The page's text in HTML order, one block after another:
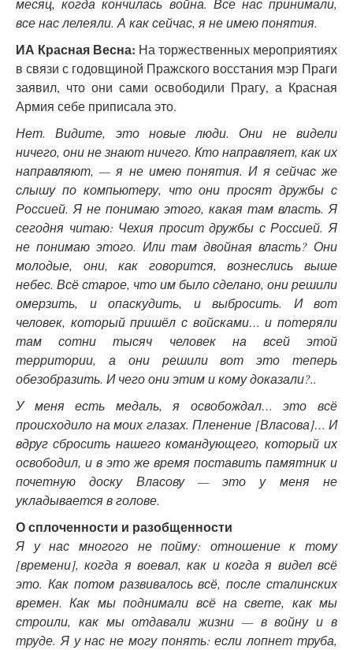
месяц, когда кончилась война. Все нас принимали,
все нас лелеяли. А как сейчас, я не имею понятия.
ИА Красная Весна: На торжественных мероприятиях
в связи с годовщиной Пражского восстания мэр Праги
заявил, что они сами освободили Прагу, а Красная
Армия себе приписала это.
Нет. Видите, это новые люди. Они не видели
ничего, они не знают ничего. Кто направляет, как их
направляют, — я не имею понятия. И я сейчас же
слышу по компьютеру, что они просят дружбы с
Россией. Я не понимаю этого, какая там власть. Я
сегодня читаю: Чехия просит дружбы с Россией. Я
не понимаю этого. Или там двойная власть? Они
молодые, они, как говорится, вознеслись выше
небес. Всё старое, что им было сделано, они решили
омерзить, и опаскудить, и выбросить. И вот
человек, который пришёл с войсками… и потеряли
там сотни тысяч человек на всей этой
территории, а они решили вот это теперь
обезобразить. И чего они этим и кому доказали?..
У меня есть медаль, я освобождал… это всё
происходило на моих глазах. Пленение [Власова]… И
вдруг сбросить нашего командующего, который их
освободил, и в это же время поставить памятник и
почетную доску Власову — это у меня не
укладывается в голове.
О сплоченности и разобщенности
Я у нас многого не пойму: отношение к тому
[времени], когда я воевал, как и когда я видел всё
это. Как потом развивалось всё, после сталинских
времен. Как мы поднимали всё на свете, как мы
строили, как мы отдавали жизни — в войну и в
труде. Я у нас не могу понять: если лопнет труба,